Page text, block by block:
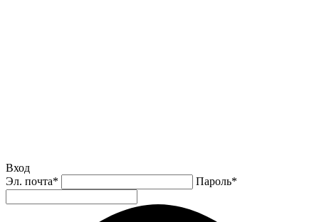
Вход
Эл. почта* Пароль*